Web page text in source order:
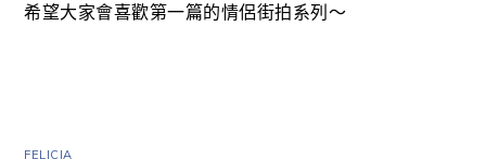
希望大家會喜歡第一篇的情侶街拍系列～
FELICIA